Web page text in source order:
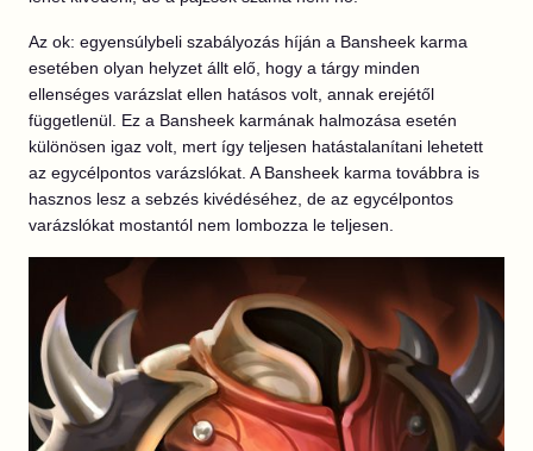
Az ok: egyensúlybeli szabályozás híján a Bansheek karma
esetében olyan helyzet állt elő, hogy a tárgy minden
ellenséges varázslat ellen hatásos volt, annak erejétől
függetlenül. Ez a Bansheek karmának halmozása esetén
különösen igaz volt, mert így teljesen hatástalanítani lehetett
az egycélpontos varázslókat. A Bansheek karma továbbra is
hasznos lesz a sebzés kivédéséhez, de az egycélpontos
varázslókat mostantól nem lombozza le teljesen.